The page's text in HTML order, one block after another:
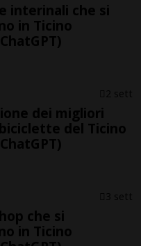
interinali che si
in Ticino
2 sett
dei migliori
del Ticino
3 sett
che si
in Ticino